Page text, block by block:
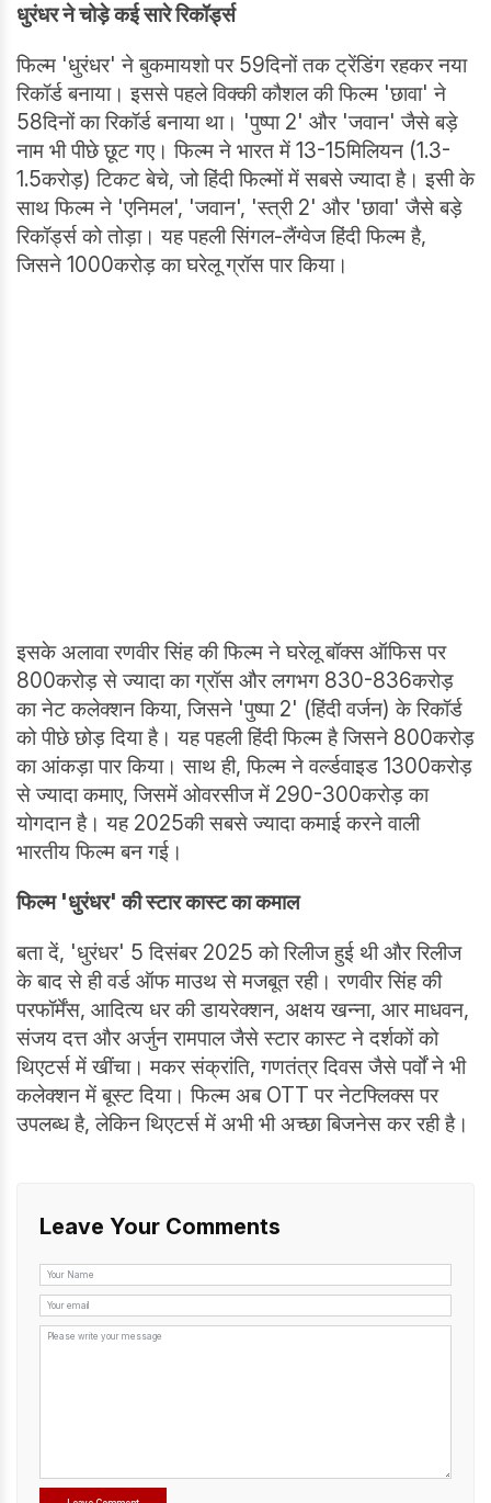
धुरंधर ने चोड़े कई सारे रिकॉर्ड्स
फिल्म 'धुरंधर' ने बुकमायशो पर 59दिनों तक ट्रेंडिंग रहकर नया
रिकॉर्ड बनाया। इससे पहले विक्की कौशल की फिल्म 'छावा' ने
58दिनों का रिकॉर्ड बनाया था। 'पुष्पा 2' और 'जवान' जैसे बड़े
नाम भी पीछे छूट गए। फिल्म ने भारत में 13-15मिलियन (1.3-
1.5करोड़) टिकट बेचे, जो हिंदी फिल्मों में सबसे ज्यादा है। इसी के
साथ फिल्म ने 'एनिमल', 'जवान', 'स्त्री 2' और 'छावा' जैसे बड़े
रिकॉर्ड्स को तोड़ा। यह पहली सिंगल-लैंग्वेज हिंदी फिल्म है,
जिसने 1000करोड़ का घरेलू ग्रॉस पार किया।
इसके अलावा रणवीर सिंह की फिल्म ने घरेलू बॉक्स ऑफिस पर
800करोड़ से ज्यादा का ग्रॉस और लगभग 830-836करोड़
का नेट कलेक्शन किया, जिसने 'पुष्पा 2' (हिंदी वर्जन) के रिकॉर्ड
को पीछे छोड़ दिया है। यह पहली हिंदी फिल्म है जिसने 800करोड़
का आंकड़ा पार किया। साथ ही, फिल्म ने वर्ल्डवाइड 1300करोड़
से ज्यादा कमाए, जिसमें ओवरसीज में 290-300करोड़ का
योगदान है। यह 2025की सबसे ज्यादा कमाई करने वाली
भारतीय फिल्म बन गई।
फिल्म 'धुरंधर'की स्टार कास्ट का कमाल
बता दें, 'धुरंधर' 5 दिसंबर 2025 को रिलीज हुई थी और रिलीज
के बाद से ही वर्ड ऑफ माउथ से मजबूत रही। रणवीर सिंह की
परफॉर्मेंस, आदित्य धर की डायरेक्शन, अक्षय खन्ना, आर माधवन,
संजय दत्त और अर्जुन रामपाल जैसे स्टार कास्ट ने दर्शकों को
थिएटर्स में खींचा। मकर संक्रांति, गणतंत्र दिवस जैसे पर्वों ने भी
कलेक्शन में बूस्ट दिया। फिल्म अब OTT पर नेटफ्लिक्स पर
उपलब्ध है, लेकिन थिएटर्स में अभी भी अच्छा बिजनेस कर रही है।
Leave Your Comments